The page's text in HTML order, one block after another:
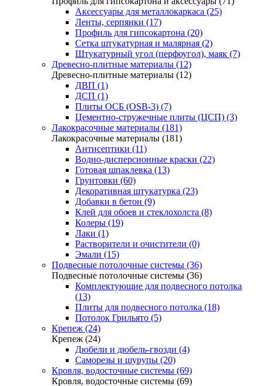
Аксессуары для металлокаркаса (25)
Ленты, серпянки (17)
Профиль для гипсокартона (20)
Сетка штукатурная и малярная (2)
Штукатурный угол (перфоугол), маяк (7)
Древесно-плитные материалы (12)
Древесно-плитные материалы (12)
ДВП (1)
ДСП (1)
Плиты ОСБ (OSB-3) (7)
Цементно-стружечные плиты (ЦСП) (3)
Лакокрасочные материалы (181)
Лакокрасочные материалы (181)
Антисептики (11)
Водно-дисперсионные краски (22)
Готовая шпаклевка (13)
Грунтовки (60)
Декоративная штукатурка (23)
Добавки в бетон (9)
Клей для обоев и стеклохолста (8)
Колеры (19)
Лаки (1)
Растворители и очистители (0)
Эмали (15)
Подвесные потолочные системы (36)
Подвесные потолочные системы (36)
Комплектующие для подвесного потолка
(13)
Плиты для подвесного потолка (18)
Потолок Грильято (5)
Крепеж (24)
Крепеж (24)
Дюбели и дюбель-гвозди (4)
Саморезы и шурупы (20)
Кровля, водосточные системы (69)
Кровля, водосточные системы (69)